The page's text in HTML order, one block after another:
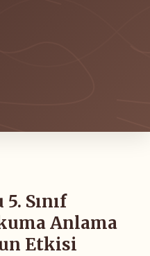
Sınıf
Anlama
Etkisi